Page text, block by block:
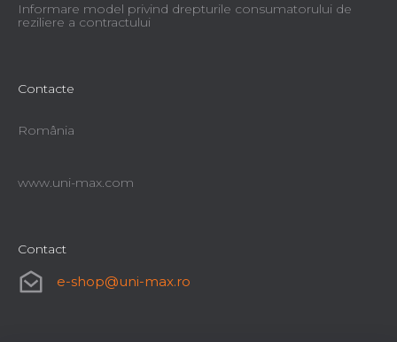
Informare model privind drepturile consumatorului de
reziliere a contractului
Contacte
România
www.uni-max.com
Contact
e-shop@uni-max.ro